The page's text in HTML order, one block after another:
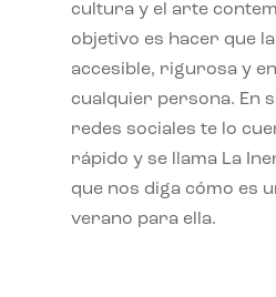
cultura y el arte
objetivo es hacer que
accesible, rigurosa y
cualquier persona. En
redes sociales te lo
rápido y se llama La
que nos diga cómo es
verano para ella.